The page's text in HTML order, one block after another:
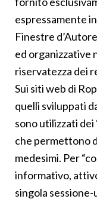
espressamente
Finestre
ed organizzative
riservatezza dei
Sui siti web di
quelli sviluppati
sono utilizzati
che permettono
medesimi. Per
informativo,
singola